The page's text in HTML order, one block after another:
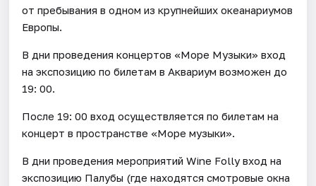
от пребывания в одном из крупнейших океанариумов
Европы.
В дни проведения концертов «Море Музыки» вход
на экспозицию по билетам в Аквариум возможен до
19: 00.
После 19: 00 вход осуществляется по билетам на
концерт в пространстве «Море музыки».
В дни проведения мероприятий Wine Folly вход на
экспозицию Палубы (где находятся смотровые окна